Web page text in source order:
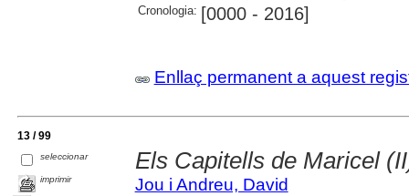
Cronologia: [0000 - 2016]
Enllaç permanent a aquest
13 / 99
seleccionar
imprimir
Els Capitells de Maricel
Jou i Andreu, David